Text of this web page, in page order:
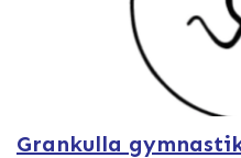
Grankulla